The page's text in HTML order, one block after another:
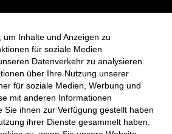
Inhalte und Anzeigen zu
für soziale Medien
Datenverkehr zu analysieren.
über Ihre Nutzung unserer
für soziale Medien, Werbung und
mit anderen Informationen
Sie ihnen zur Verfügung gestellt haben
ihrer Dienste gesammelt haben.